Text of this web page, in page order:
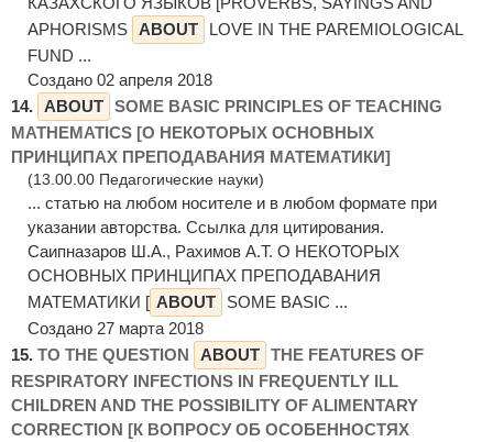
APHORISMS ABOUT
LOVE IN THE PAREMIOLOGICAL
FUND ...
Создано 02 апреля 2018
14. ABOUT SOME BASIC PRINCIPLES OF TEACHING
MATHEMATICS [О НЕКОТОРЫХ ОСНОВНЫХ
ПРИНЦИПАХ ПРЕПОДАВАНИЯ МАТЕМАТИКИ]
(13.00.00 Педагогические науки)
... статью на любом носителе и в любом формате при
указании авторства. Ссылка для цитирования.
Саипназаров Ш.А., Рахимов А.Т. О НЕКОТОРЫХ
ОСНОВНЫХ ПРИНЦИПАХ ПРЕПОДАВАНИЯ
МАТЕМАТИКИ [ ABOUT
SOME BASIC ...
Создано 27 марта 2018
15. TO THE QUESTION ABOUT THE FEATURES OF
RESPIRATORY INFECTIONS IN FREQUENTLY ILL
CHILDREN AND THE POSSIBILITY OF ALIMENTARY
CORRECTION [К ВОПРОСУ ОБ ОСОБЕННОСТЯХ